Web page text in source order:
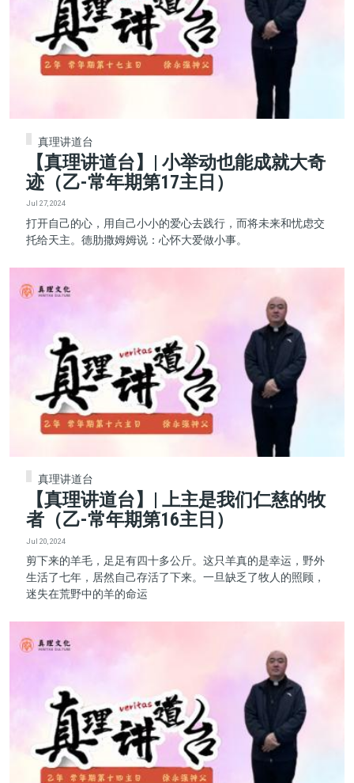
真理讲道台
【真理讲道台】| 小举动也能成就大奇
迹（乙-常年期第17主日）
Jul 27, 2024
打开自己的心，用自己小小的爱心去践行，而将未来和忧虑交
托给天主。德肋撒姆姆说：心怀大爱做小事。
真理讲道台
【真理讲道台】| 上主是我们仁慈的牧
者（乙-常年期第16主日）
Jul 20, 2024
剪下来的羊毛，足足有四十多公斤。这只羊真的是幸运，野外
生活了七年，居然自己存活了下来。一旦缺乏了牧人的照顾，
迷失在荒野中的羊的命运